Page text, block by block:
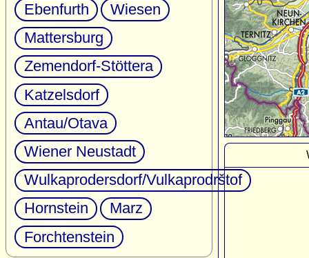
Ebenfurth
Wiesen
Mattersburg
Zemendorf-Stöttera
Katzelsdorf
Antau/Otava
Wiener Neustadt
Wulkaprodersdorf/Vulkaprodrštof
Hornstein
Marz
Forchtenstein